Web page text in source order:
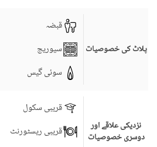
پلاٹ کی خصوصیات
قبضہ
سیوریج
سوئی گیس
نزدیکی علاقے اور
دوسری خصوصیات
قریبی سکول
قریبی ریسٹورنٹ